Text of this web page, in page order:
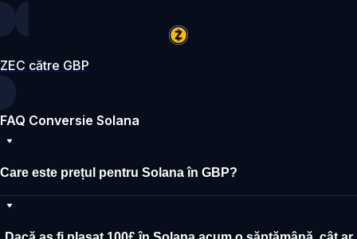
ZEC către GBP
FAQ Conversie Solana
Care este prețul pentru Solana în GBP?